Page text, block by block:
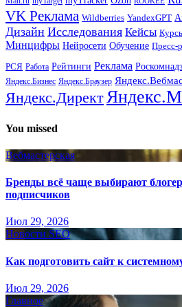
VK Реклама Wildberries YandexGPT
Дизайн Исследования Кейсы
Минцифры Нейросети Обучение Пресс-
РСЯ Работа Рейтинги Реклама
Яндекс.Бизнес Яндекс.Браузер
Яндекс.Директ
You missed
Вебмастерская
Бренды всё чаще выбирают
подписчиков
Июл 29, 2026
Новости SEO
Как подготовить сайт к
Июл 29, 2026
Главное